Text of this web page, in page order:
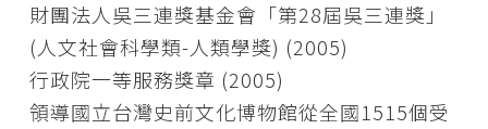
財團法人吳三連獎基金會「第28屆吳三連獎」
(人文社會科學類-人類學獎) (2005)
行政院一等服務獎章 (2005)
領導國立台灣史前文化博物館從全國1515個受